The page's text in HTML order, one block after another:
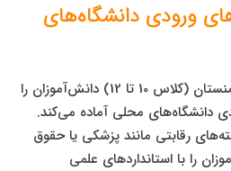
ورودی دانشگاه‌های
دوره دبیرستان در مدارس ارمنستان (کلاس 10 تا 12) دانش‌آموزان را
دانشگاه‌های محلی آماده می‌کند.
رقابتی مانند پزشکی یا حقوق
را با استانداردهای علمی